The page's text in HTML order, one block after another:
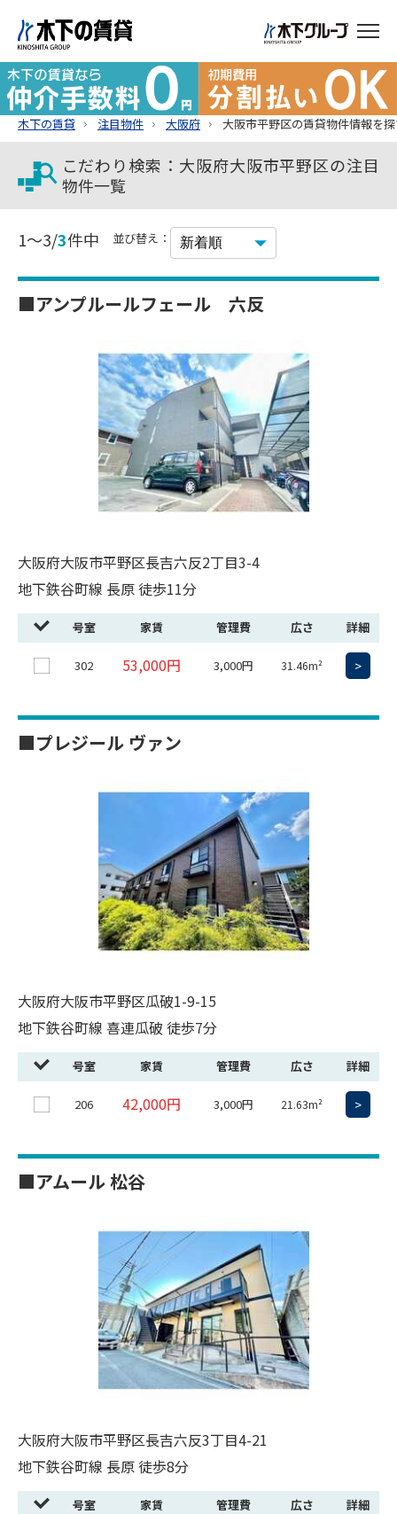
木下の賃貸 注目物件 大阪府 大阪市平野区の賃貸物件情報を
こだわり検索：大阪府大阪市平野区の注目
物件一覧
1～3/3件中 並び替え：
■アンプルールフェール 六反
大阪府大阪市平野区長吉六反2丁目3-4
地下鉄谷町線 長原 徒歩11分
号室 家賃 管理費 広さ 詳細
302 53,000円 3,000円 31.46m² >
■プレジール ヴァン
大阪府大阪市平野区瓜破1-9-15
地下鉄谷町線 喜連瓜破 徒歩7分
号室 家賃 管理費 広さ 詳細
206 42,000円 3,000円 21.63m² >
■アムール 松谷
大阪府大阪市平野区長吉六反3丁目4-21
地下鉄谷町線 長原 徒歩8分
号室 家賃 管理費 広さ 詳細